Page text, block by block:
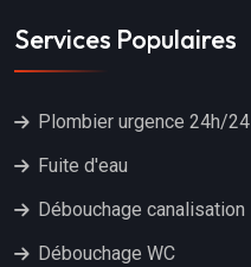
Services Populaires
Plombier urgence 24h/24
Fuite d'eau
Débouchage canalisation
Débouchage WC